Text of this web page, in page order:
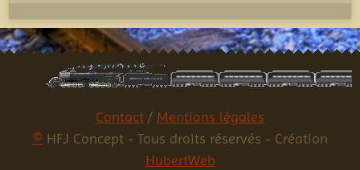
Contact / Mentions légales
© HFJ Concept - Tous droits réservés - Création
HubertWeb